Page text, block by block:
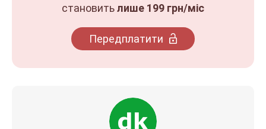
становитьлише 199 грн/міс
Передплатити